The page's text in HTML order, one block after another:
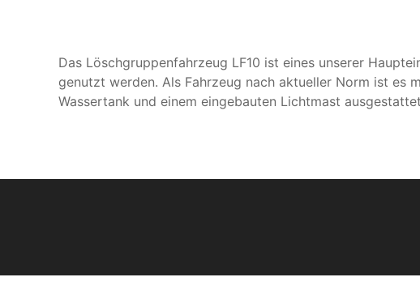
Das Löschgruppenfahrzeug LF10 ist eines unserer
genutzt werden. Als Fahrzeug nach aktueller Norm ist es
Wassertank und einem eingebauten Lichtmast